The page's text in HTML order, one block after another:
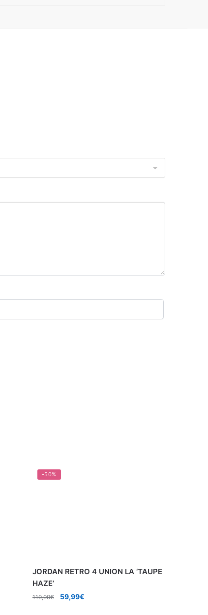
-50%
JORDAN RETRO 4 UNION LA ‘TAUPE
HAZE’
119,99€
El
59,99€El